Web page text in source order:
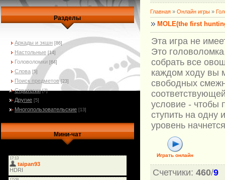
Разделы
Аркады и экшн [86]
Настольные [14]
Головоломки [64]
Слова [5]
Поиск предметов [23]
Стратегии [7]
Другие [5]
Многопользовательские [13]
Мини-чат
Главная » Онлайн игры »
MOLE(the first
Эта игра не
Это
собрать все
каждом ходу вы
свободных
условие - чтобы
ступить на одну
уровень
Играть онлайн
Счетчики: 460/9